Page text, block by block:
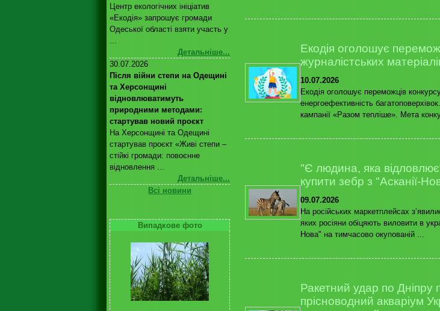
Центр екологічних ініціатив
«Екодія» запрошує громади
Одеської області взяти участь у
...
Детальніше...
30.07.2026
Після війни степи на Одещині
та Херсонщині
відновлюватимуть
природними методами:
стартував новий проєкт
На Херсонщині та Одещині
стартував проєкт «Живі степи –
стійкі громади: повоєнне
відновлення ...
Детальніше...
Всі новини
Випадкове фото
Екодія оголошує
журналістських
10.07.2026
Екодія оголошує переможців
енергоефективність
кампанії «Разом тепліше». Мета
"Є людина, яка
купити зебр з "Асканії-
09.07.2026
На російських маркетплейсах
яких росіяни обіцяють виловити в
Нова" на тимчасово окупованій ...
Ракетний удар по Дніпру
прісноводний акваріум